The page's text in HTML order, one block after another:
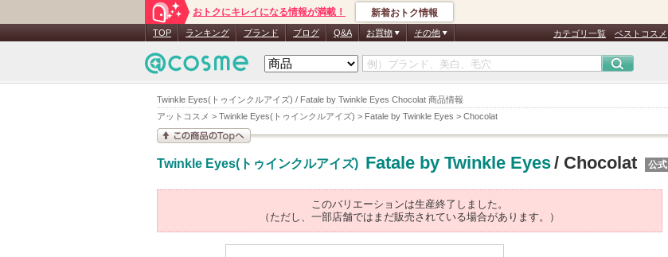
Twinkle Eyes(トゥインクルアイズ) / Fatale by Twinkle Eyes Chocolat 商品情報
アットコスメ > Twinkle Eyes(トゥインクルアイズ) > Fatale by Twinkle Eyes > Chocolat
おトクにキレイになる情報が満載！ 新着おトク情報
TOP ランキング ブランド ブログ Q&A お買物 その他 カテゴリ一覧 ベストコスメ
Twinkle Eyes(トゥインクルアイズ) Fatale by Twinkle Eyes/ Chocolat 公式
このバリエーションは生産終了しました。
（ただし、一部店舗ではまだ販売されている場合があります。）